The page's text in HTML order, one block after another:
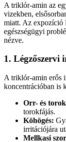
A triklór-amin az
vizekben,
miatt. Az expozíció
egészségügyi
nézve.
1. Légzőszervi
A triklór-amin erős
koncentrációban is
Orr- és
torokfájás.
Köhögés:
irritációjára
Mellkasi